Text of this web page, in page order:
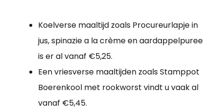
Koelverse maaltijd zoals Procureurlapje in
jus, spinazie a la crème en aardappelpuree
is er al vanaf €5,25.
Een vriesverse maaltijden zoals Stamppot
Boerenkool met rookworst vindt u vaak al
vanaf €5,45.